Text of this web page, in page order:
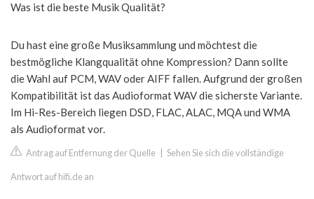
Was ist die beste Musik Qualität?
Du hast eine große Musiksammlung und möchtest die
bestmögliche Klangqualität ohne Kompression? Dann sollte
die Wahl auf PCM, WAV oder AIFF fallen. Aufgrund der großen
Kompatibilität ist das Audioformat WAV die sicherste Variante.
Im Hi-Res-Bereich liegen DSD, FLAC, ALAC, MQA und WMA
als Audioformat vor.
Antrag auf Entfernung der Quelle Sehen Sie sich die vollständige
Antwort auf hifi.de an